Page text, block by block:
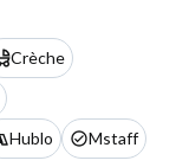
Crèche
Hublo Mstaff